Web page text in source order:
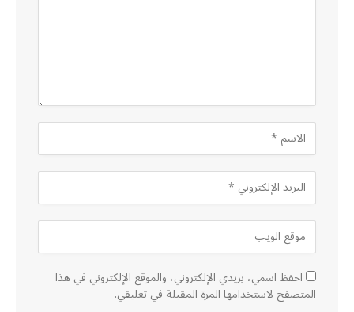
احفظ اسمي، بريدي الإلكتروني، والموقع الإلكتروني في هذا
المتصفح لاستخدامها المرة المقبلة في تعليقي.